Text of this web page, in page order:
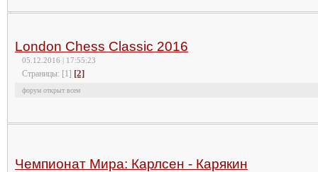
London Chess Classic 2016
05.12.2016 | 17:55:23
Страницы: [1] [2]
форум открыт всем
Чемпионат Мира: Карлсен - Карякин